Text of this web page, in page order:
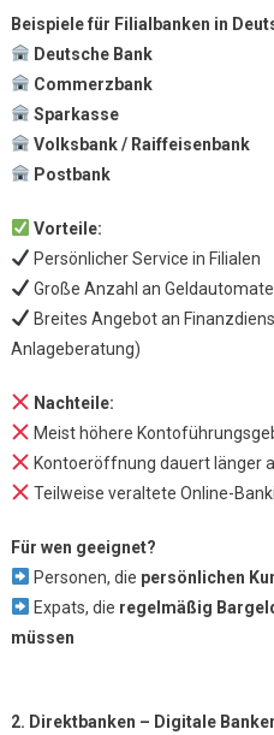
Beispiele für Filialbanken in
Deutsche Bank
Commerzbank
Sparkasse
Volksbank / Raiffeisenbank
Postbank
Vorteile:
Persönlicher Service in Filialen
Große Anzahl an
Breites Angebot an
Anlageberatung)
Nachteile:
Meist höhere
Kontoeröffnung dauert länger
Teilweise veraltete Online-
Für wen geeignet?
Personen, die persönlichen
Expats, die regelmäßig
müssen
2. Direktbanken – Digitale